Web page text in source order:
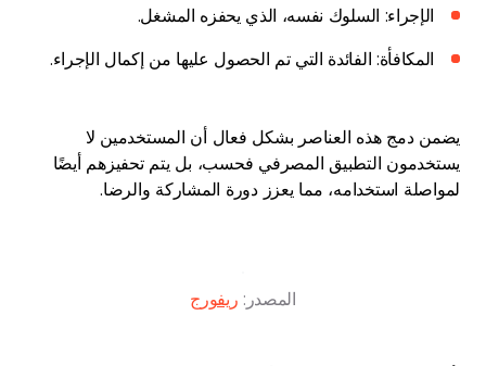
الإجراء: السلوك نفسه، الذي يحفزه المشغل.
المكافأة: الفائدة التي تم الحصول عليها من إكمال الإجراء.
يضمن دمج هذه العناصر بشكل فعال أن المستخدمين لا
يستخدمون التطبيق المصرفي فحسب، بل يتم تحفيزهم أيضًا
لمواصلة استخدامه، مما يعزز دورة المشاركة والرضا.
المصدر: ريفورج